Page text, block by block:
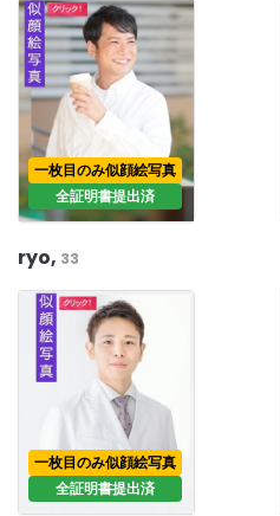
一枚目のみ似顔絵写真
全証明書提出済
ryo, 33
一枚目のみ似顔絵写真
全証明書提出済